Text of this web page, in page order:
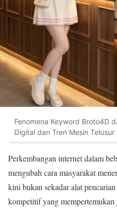
Fenomena Keyword Broto4D
Digital dan Tren Mesin Telusur
Perkembangan internet dalam
mengubah cara masyarakat
kini bukan sekadar alat
kompetitif yang